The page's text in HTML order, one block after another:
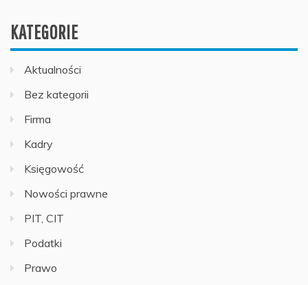
KATEGORIE
Aktualności
Bez kategorii
Firma
Kadry
Księgowość
Nowości prawne
PIT, CIT
Podatki
Prawo